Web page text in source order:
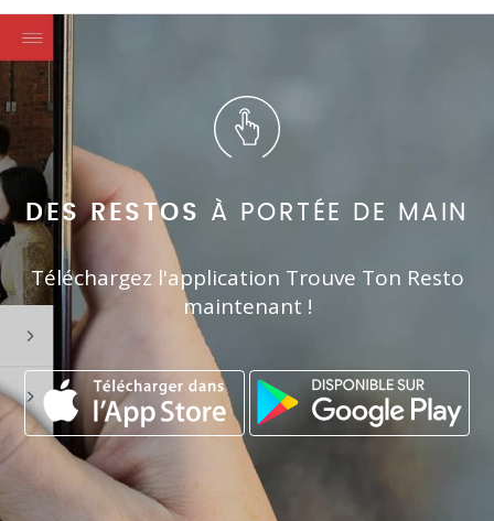
DES RESTOS À PORTÉE DE MAIN
Téléchargez l'application Trouve Ton Resto
maintenant !